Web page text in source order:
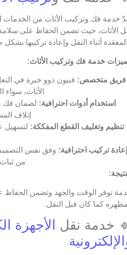
خدمة فك وتركيب الأثاث من الخدمات
الأثاث، حيث تضمن الحفاظ على سلامة
أثناء النقل وإعادة تركيبها
خدمة فك وتركيب الأثاث:
فريق متخصص: فنيون ذوو خبرة في
الأثاث، سواء
استخدام أدوات احترافية: لضمان فك
إتلاف
تنظيم وتغليف القطع المفككة: لتسهيل
إعادة تركيب احترافية: وفق نفس التصميم
من ثبات
توفر الوقت والجهد وتضمن الحفاظ
كما كان قبل النقل.
خدمة نقل
الأجهزة